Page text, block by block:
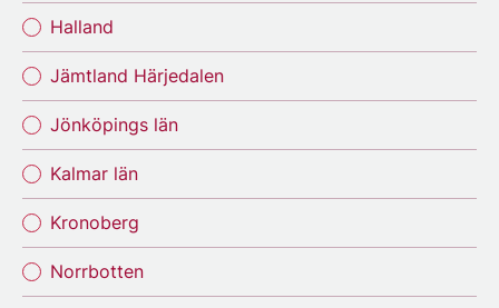
Halland
Jämtland Härjedalen
Jönköpings län
Kalmar län
Kronoberg
Norrbotten